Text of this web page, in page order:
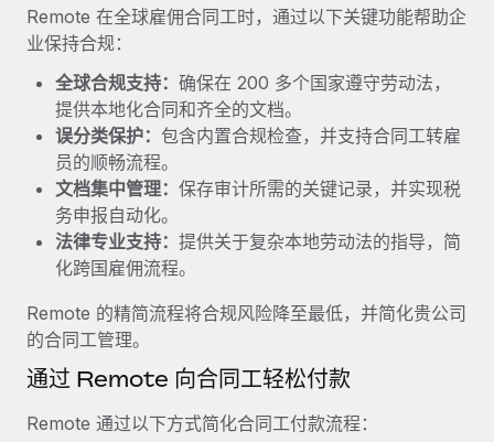
合规守望台
防范合规风险
设备管理
在全球范围内配置和跟踪 IT 设备
实体设立
快速建立合规实体
人员调配与搬迁
轻松搬迁员工
福利
轻松管理员工福利
Partnership with Remote
At a glance Discover the evolution of TheyDo, a pioneering
journey management platform that has...
了解更多
Reverse Tech's strategic partnership with
Remote for contractor management and
payroll
Reverse Tech at a glance Health and wellness startup,
了解更多
博客
Why owned entities are key to maintaining
EOR compliance
As the global workforce continues to expand in response
to the demands of today’s labor market, the...
了解更多
actually looks like
six-month project with a dedicated team....
了解更多
Remote 在全球雇佣合同工时，通过以下关键功能帮助企
业保持合规：
全球合规支持： 确保在 200 多个国家遵守劳动法，
提供本地化合同和齐全的文档。
误分类保护： 包含内置合规检查，并支持合同工转雇
员的顺畅流程。
文档集中管理： 保存审计所需的关键记录，并实现税
务申报自动化。
法律专业支持： 提供关于复杂本地劳动法的指导，简
化跨国雇佣流程。
Remote 的精简流程将合规风险降至最低，并简化贵公司
的合同工管理。
通过 Remote 向合同工轻松付款
Remote 通过以下方式简化合同工付款流程：